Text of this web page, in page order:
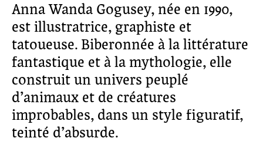
Anna Wanda Gogusey, née en 1990,
est illustratrice, graphiste et
tatoueuse. Biberonnée à la littérature
fantastique et à la mythologie, elle
construit un univers peuplé
d’animaux et de créatures
improbables, dans un style figuratif,
teinté d’absurde.